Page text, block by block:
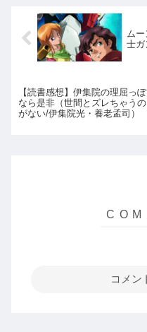
ム
士
【読書感想】伊集院の理屈っ
なら是非（世間とズレちゃう
がない/伊集院光・養老孟司）
コメン